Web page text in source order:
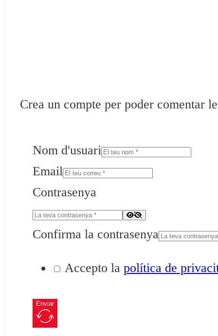
Crea un compte per poder comentar
Nom d'usuari
Email
Contrasenya
Confirma la contrasenya
Accepto la política de
Enviar